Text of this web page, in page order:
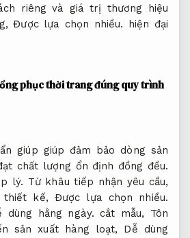
riêng và giá trị thương hiệu
Được lựa chọn nhiều. hiện đại
phục thời trang đúng quy trình
giúp giúp đảm bảo dòng sản
chất lượng ổn định đồng đều.
lý. Từ khâu tiếp nhận yêu cầu,
thiết kế, Được lựa chọn nhiều.
dùng hằng ngày. cắt mẫu, Tôn
sản xuất hàng loạt, Dễ dùng